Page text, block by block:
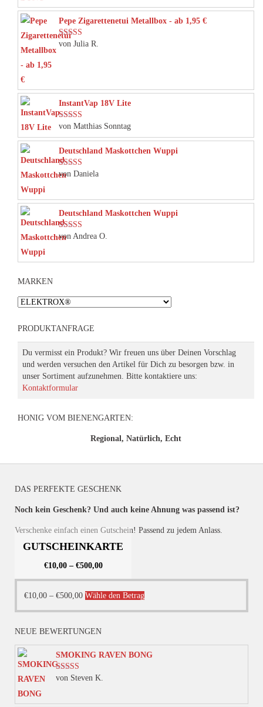
Pepe Zigarettenetui Metallbox - ab 1,95 €
Bewertet mit
von Julia R.
InstantVap 18V Lite
Bewertet mit
von Matthias Sonntag
Deutschland Maskottchen Wuppi
Bewertet mit
von Daniela
Deutschland Maskottchen Wuppi
Bewertet mit
von Andrea O.
MARKEN
PRODUKTANFRAGE
Du vermisst ein Produkt? Wir freuen uns über Deinen Vorschlag
und werden versuchen den Artikel für Dich zu besorgen bzw. in
unser Sortiment aufzunehmen. Bitte kontaktiere uns:
Kontaktformular
HONIG VOM BIENENGARTEN:
Regional, Natürlich, Echt
DAS PERFEKTE GESCHENK
Noch kein Geschenk? Und auch keine Ahnung was passend ist?
Verschenke einfach einen Gutschein! Passend zu jedem Anlass.
GUTSCHEINKARTE
€10,00– €500,00
€10,00 – €500,00 Wähle den BetragDieses
Produkt
Varianten
NEUE BEWERTUNGEN
SMOKING RAVEN BONG
Bewertet mit
von Steven K.